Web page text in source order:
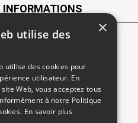
INFORMATIONS
Recrutement
Rendez-vous atelier
Mentions légales
×
utilise des
utilise des cookies pour
utilisateur. En
Web, vous acceptez tous
à notre Politique
En savoir plus